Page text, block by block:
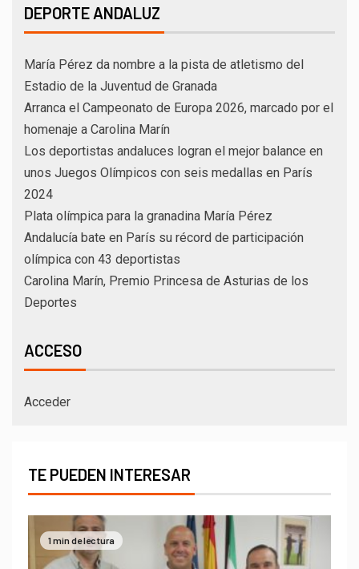
DEPORTE ANDALUZ
María Pérez da nombre a la pista de atletismo del
Estadio de la Juventud de Granada
Arranca el Campeonato de Europa 2026, marcado por el
homenaje a Carolina Marín
Los deportistas andaluces logran el mejor balance en
unos Juegos Olímpicos con seis medallas en París
2024
Plata olímpica para la granadina María Pérez
Andalucía bate en París su récord de participación
olímpica con 43 deportistas
Carolina Marín, Premio Princesa de Asturias de los
Deportes
ACCESO
Acceder
TE PUEDEN INTERESAR
1 min de lectura